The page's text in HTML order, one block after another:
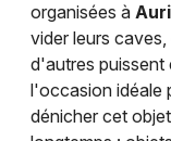
organisées à
vider leurs
d'autres
l'occasion idéale
dénicher cet